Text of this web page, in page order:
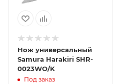
Нож универсальный
Samura Harakiri SHR-
0023WO/K
Под заказ